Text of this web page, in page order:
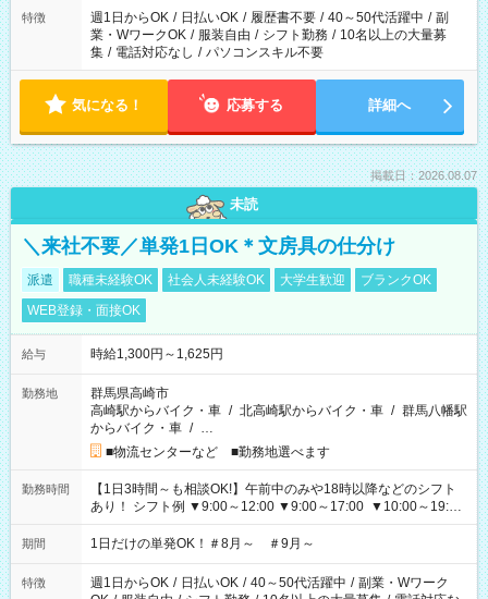
特徴 週1日からOK / 日払いOK / 履歴書不要 / 40～50代活躍中 / 副
業・WワークOK / 服装自由 / シフト勤務 / 10名以上の大量募
集 / 電話対応なし / パソコンスキル不要
気になる！ 応募する 詳細へ
掲載日：2026.08.07
未読
＼来社不要／単発1日OK＊文房具の仕分け
派遣 職種未経験OK 社会人未経験OK 大学生歓迎
ブランクOK
WEB登録・面接OK
給与 時給1,300円～1,625円
勤務地
群馬県高崎市
高崎駅からバイク・車 / 北高崎駅からバイク・車 / 群馬八幡駅
からバイク・車 / …
■物流センターなど ■勤務地選べます
勤務時間
【1日3時間～も相談OK!】午前中のみや18時以降などのシフト
あり！ シフト例 ▼9:00～12:00 ▼9:00～17:00 ▼10:00～19:00
▼18:00～21:00
期間 1日だけの単発OK！＃8月～ ＃9月～
特徴 週1日からOK / 日払いOK / 40～50代活躍中 / 副業・Wワーク